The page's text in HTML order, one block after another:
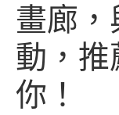
畫廊
動，推
你！